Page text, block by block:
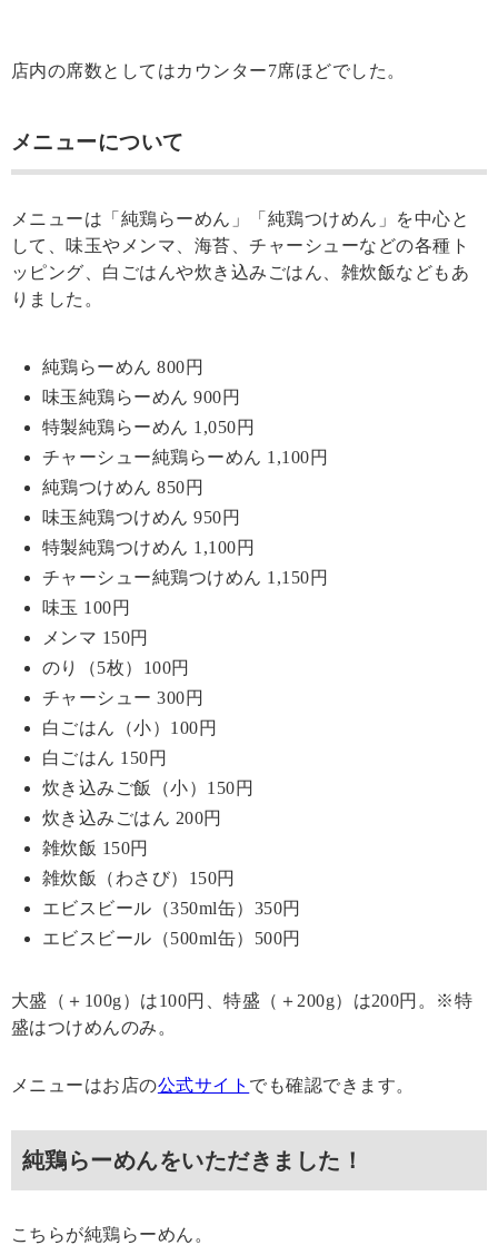
店内の席数としてはカウンター7席ほどでした。
メニューについて
メニューは「純鶏らーめん」「純鶏つけめん」を中心と
して、味玉やメンマ、海苔、チャーシューなどの各種ト
ッピング、白ごはんや炊き込みごはん、雑炊飯などもあ
りました。
純鶏らーめん 800円
味玉純鶏らーめん 900円
特製純鶏らーめん 1,050円
チャーシュー純鶏らーめん 1,100円
純鶏つけめん 850円
味玉純鶏つけめん 950円
特製純鶏つけめん 1,100円
チャーシュー純鶏つけめん 1,150円
味玉 100円
メンマ 150円
のり（5枚）100円
チャーシュー 300円
白ごはん（小）100円
白ごはん 150円
炊き込みご飯（小）150円
炊き込みごはん 200円
雑炊飯 150円
雑炊飯（わさび）150円
エビスビール（350ml缶）350円
エビスビール（500ml缶）500円
大盛（＋100g）は100円、特盛（＋200g）は200円。※特
盛はつけめんのみ。
メニューはお店の公式サイト でも確認できます。
純鶏らーめんをいただきました！
こちらが純鶏らーめん。